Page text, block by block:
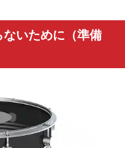
いために（準備